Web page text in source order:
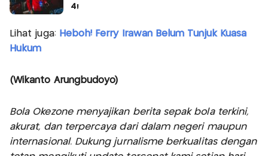
4!
Lihat juga: Heboh! Ferry Irawan Belum Tunjuk Kuasa
Hukum
(Wikanto Arungbudoyo)
Bola Okezone menyajikan berita sepak bola terkini,
akurat, dan terpercaya dari dalam negeri maupun
internasional. Dukung jurnalisme berkualitas dengan